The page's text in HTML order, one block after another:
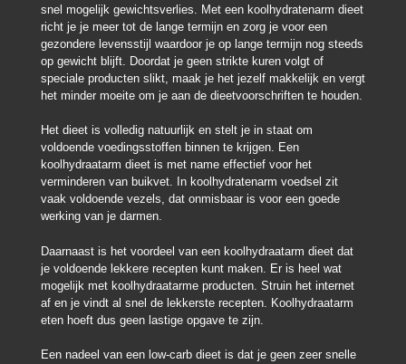
snel mogelijk gewichtsverlies. Met een koolhydratenarm dieet
richt je je meer tot de lange termijn en zorg je voor een
gezondere levensstijl waardoor je op lange termijn nog steeds
op gewicht blijft. Doordat je geen strikte kuren volgt of
speciale producten slikt, maak je het jezelf makkelijk en vergt
het minder moeite om je aan de dieetvoorschriften te houden.
Het dieet is volledig natuurlijk en stelt je in staat om
voldoende voedingsstoffen binnen te krijgen. Een
koolhydraatarm dieet is met name effectief voor het
verminderen van buikvet. In koolhydratenarm voedsel zit
vaak voldoende vezels, dat onmisbaar is voor een goede
werking van je darmen.
Daarnaast is het voordeel van een koolhydraatarm dieet dat
je voldoende lekkere recepten kunt maken. Er is heel wat
mogelijk met koolhydraatarme producten. Struin het internet
af en je vindt al snel de lekkerste recepten. Koolhydraatarm
eten hoeft dus geen lastige opgave te zijn.
Een nadeel van een low-carb dieet is dat je geen zeer snelle